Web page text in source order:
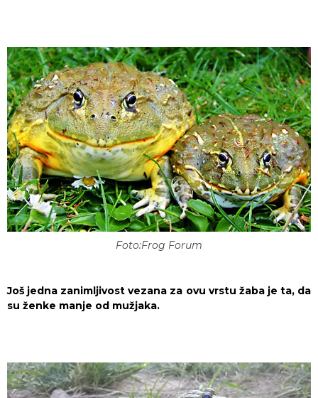
Foto:Frog Forum
Još jedna zanimljivost vezana za ovu vrstu žaba je ta, da
su ženke manje od mužjaka.